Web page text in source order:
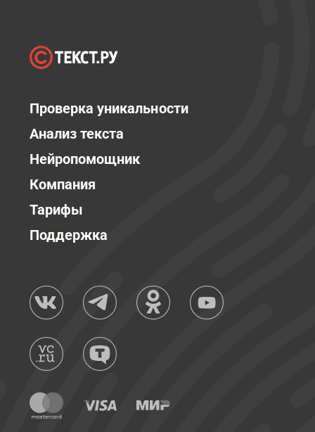
Проверка уникальности
Анализ текста
Нейропомощник
Компания
Тарифы
Поддержка